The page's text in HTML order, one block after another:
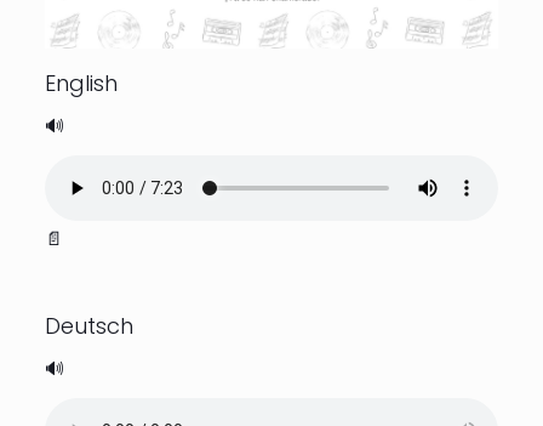
English
🔊
📄
Deutsch
🔊